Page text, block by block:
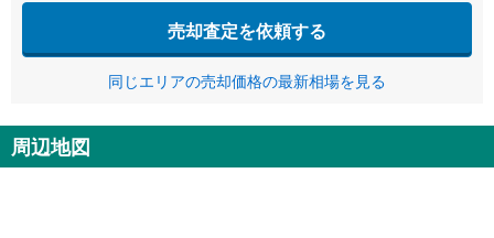
売却査定を依頼する
同じエリアの売却価格の最新相場を見る
周辺地図